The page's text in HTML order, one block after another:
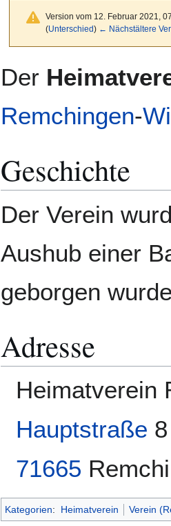
Version vom 12. Februar 2021,
(Unterschied) ← Nächstältere
Navigation
Suche
Der
Remchingen-
Geschichte
Der Verein
Aushub einer
geborgen
Adresse
Heimatverein
Hauptstraße
71665
Kategorien: Heimatverein Verein